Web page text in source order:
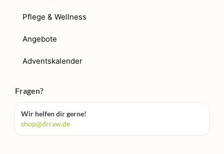
Pflege & Wellness
Angebote
Adventskalender
Fragen?
Wir helfen dir gerne!
shop@drraw.de